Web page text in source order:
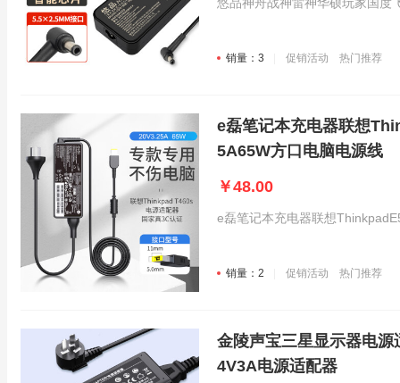
销量：3 促销活动 热门推荐
e磊笔记本充电器联想
5A65W方口电脑电源线
￥48.00
e磊笔记本充电器联想
销量：2 促销活动 热门推荐
金陵声宝三星显示器电
4V3A电源适配器